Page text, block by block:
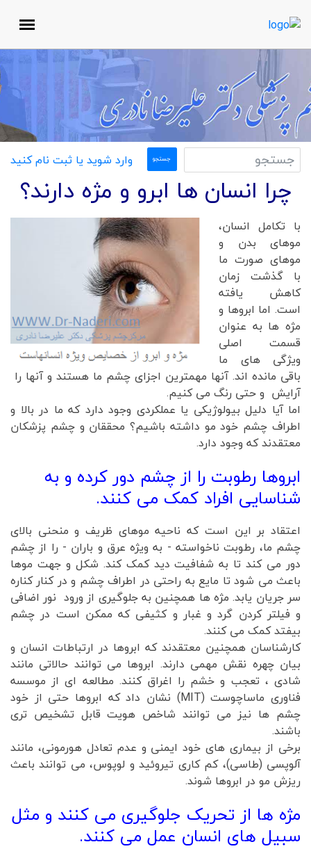
وارد شوید یا ثبت نام کنید
چرا انسان ها ابرو و مژه دارند؟
با تکامل انسان،
موهای بدن و
موهای صورت ما
با گذشت زمان
کاهش یافته
است. اما ابروها و
مژه ها به عنوان
قسمت اصلی
ویژگی های ما
باقی مانده اند. آنها مهمترین اجزای چشم ما هستند و آنها را
آرایش و حتی رنگ می کنیم.
اما آیا دلیل بیولوژیکی یا عملکردی وجود دارد که ما در بالا و
اطراف چشم خود مو داشته باشیم؟ محققان و چشم پزشکان
معتقدند که وجود دارد.
ابروها رطوبت را از چشم دور کرده و به
شناسایی افراد کمک می کنند.
اعتقاد بر این است که ناحیه موهای ظریف و منحنی بالای
چشم ما، رطوبت ناخواسته - به ویژه عرق و باران - را از چشم
دور می کند تا به شفافیت دید کمک کند. شکل و جهت موها
باعث می شود تا مایع به راحتی در اطراف چشم و در کنار کناره
سر جریان یابد. مژه ها همچنین به جلوگیری از ورود نور اضافی
و فیلتر کردن گرد و غبار و کثیفی که ممکن است در چشم
بیفتد کمک می کنند.
کارشناسان همچنین معتقدند که ابروها در ارتباطات انسان و
بیان چهره نقش مهمی دارند. ابروها می توانند حالاتی مانند
شادی ، تعجب و خشم را اغراق کنند. مطالعه ای از موسسه
فناوری ماساچوست (MIT) نشان داد که ابروها حتی از خود
چشم ها نیز می توانند شاخص هویت قابل تشخیص تری
باشند.
برخی از بیماری های خود ایمنی و عدم تعادل هورمونی، مانند
آلوپسی (طاسی)، کم کاری تیروئید و لوپوس، می توانند باعث
ریزش مو در ابروها شوند.
مژه ها از تحریک جلوگیری می کنند و مثل
سبیل های انسان عمل می کنند.